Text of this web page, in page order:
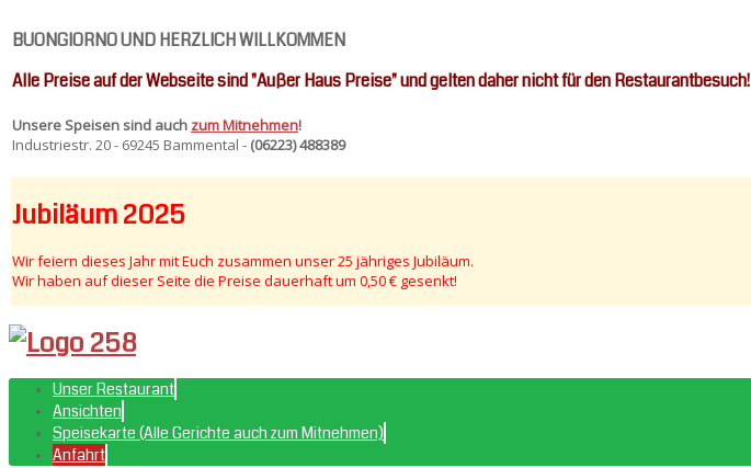
BUONGIORNO UND HERZLICH WILLKOMMEN
Alle Preise auf der Webseite sind "Außer Haus Preise" und gelten daher nicht für den Restaurantbesuch!
Unsere Speisen sind auch zum Mitnehmen!
Industriestr. 20 - 69245 Bammental - (06223) 488389
Jubiläum 2025
Wir feiern dieses Jahr mit Euch zusammen unser 25 jähriges Jubiläum.
Wir haben auf dieser Seite die Preise dauerhaft um 0,50 € gesenkt!
Unser Restaurant
Ansichten
Speisekarte (Alle Gerichte auch zum Mitnehmen)
Anfahrt